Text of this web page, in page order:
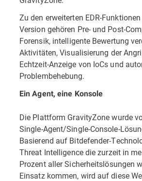
Zu den erweiterten EDR-
Version gehören Pre- und Post-
Forensik, intelligente Bewertung
Aktivitäten, Visualisierung der
Echtzeit-Anzeige von IoCs und
Problembehebung.
Ein Agent, eine Konsole
Die Plattform GravityZone wurde
Single-Agent/Single-Console-
Basierend auf Bitdefender-
Threat Intelligence die zurzeit in
Prozent aller Sicherheitslösungen
Einsatz kommen, wird auf diese